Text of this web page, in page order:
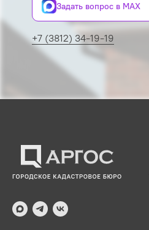
+7 (3812) 34-19-19
Задать вопрос в MAX